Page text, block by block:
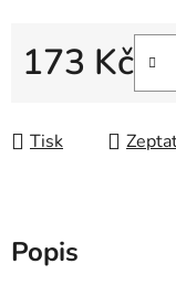
173 Kč
Tisk
Popis